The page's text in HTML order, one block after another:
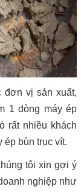
đơn vị sản xuất,
1 dòng máy ép
rất nhiều khách
ép bùn trục vít.
tôi xin gợi ý
nghiệp như